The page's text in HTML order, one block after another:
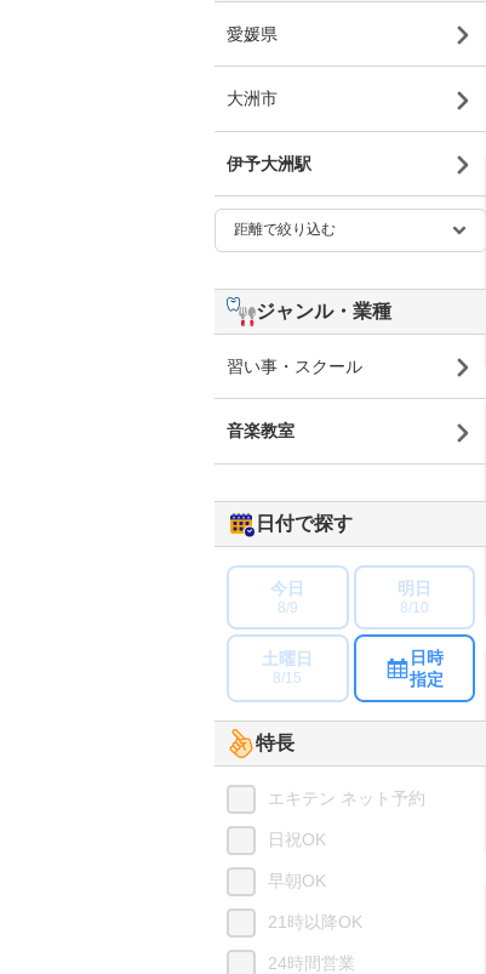
愛媛県
大洲市
伊予大洲駅
ジャンル・業種
習い事・スクール
音楽教室
日付で探す
今日
8/9
明日
8/10
土曜日
8/15
日時
指定
特長
エキテン ネット予約
日祝OK
早朝OK
21時以降OK
24時間営業